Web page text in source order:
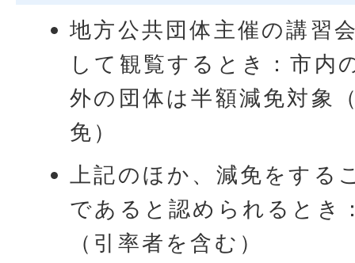
地方公共団体主催の講習
して観覧するとき：市内
外の団体は半額減免対象
免）
上記のほか、減免をする
であると認められるとき
（引率者を含む）